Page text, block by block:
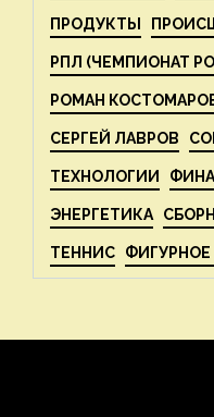
ПРОДУКТЫ
РПЛ (ЧЕМПИОНАТ
РОМАН
СЕРГЕЙ ЛАВРОВ
ТЕХНОЛОГИИ
ЭНЕРГЕТИКА
ТЕННИС ФИГУРНОЕ